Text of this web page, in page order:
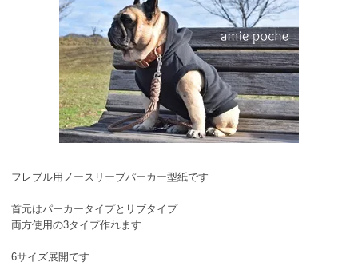
フレブル用ノースリーブパーカー型紙です
首元はパーカータイプとリブタイプ
両方使用の3タイプ作れます
6サイズ展開です